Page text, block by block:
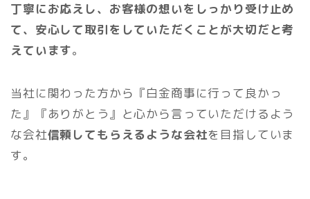
丁寧にお応えし、お客様の想いをしっかり受け止め
て、安心して取引をしていただくことが大切だと考
えています。
当社に関わった方から『白金商事に行って良かっ
た』『ありがとう』と心から言っていただけるよう
な会社信頼してもらえるような会社を目指していま
す。